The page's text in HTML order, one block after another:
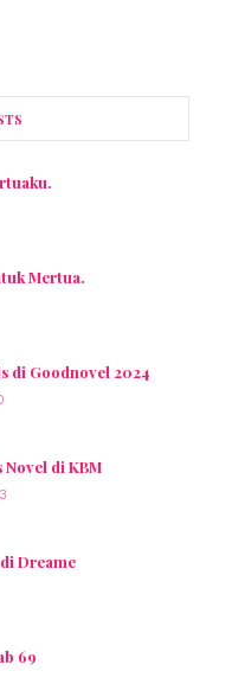
Mertua.
di Goodnovel 2024
Novel di KBM
Dreame
69